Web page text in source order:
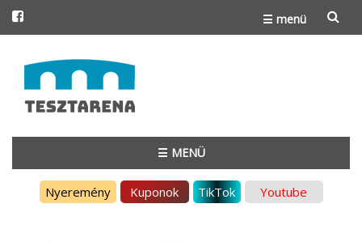
☰ menü
to
content
☰ MENÜ
Nyeremény Kuponok TikTok Youtube